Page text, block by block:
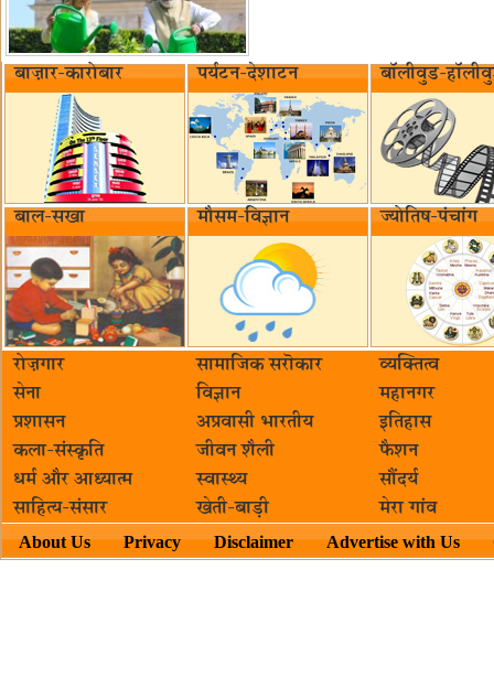
बाज़ार-कारोबार पर्यटन-देशाटन बॉलीवुड-
बाल-सखा मौसम-विज्ञान ज्योतिष-पंचांग
रोज़गार सामाजिक सरॊकार‌
व्यक्तित्व
सेना
विज्ञान
महानगर
प्रशासन
अप्रवासी भारतीय
इतिहास
कला-संस्कृति
जीवन शैली
फैशन
धर्म और आध्यात्म
स्वास्थ्य
सौंदर्य
साहित्य-संसार
खेती-बाड़ी मेरा गांव
About Us Privacy Disclaimer Advertise with Us